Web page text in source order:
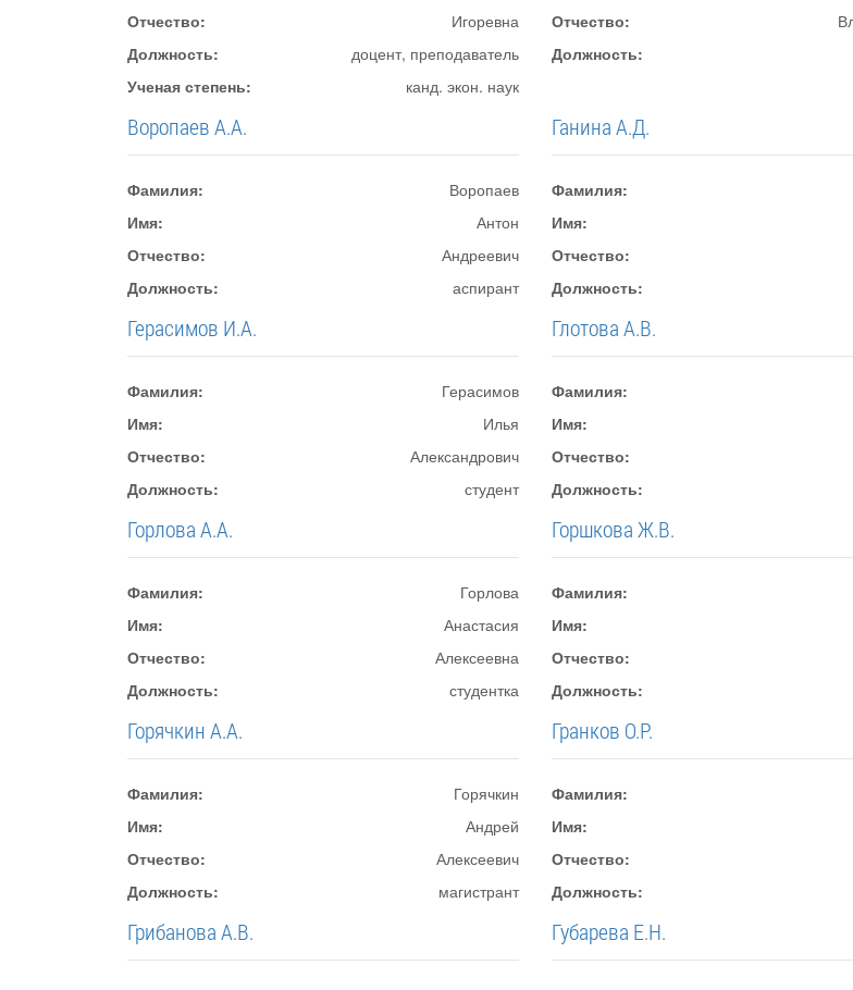
Отчество:
Игоревна
Должность:
доцент, преподаватель
Ученая степень:
канд. экон. наук
Отчество:
Должность:
Воропаев А.А.
Фамилия:
Воропаев
Имя:
Антон
Отчество:
Андреевич
Должность:
аспирант
Ганина А.Д.
Фамилия:
Имя:
Отчество:
Должность:
Герасимов И.А.
Фамилия:
Герасимов
Имя:
Илья
Отчество:
Александрович
Должность:
студент
Глотова А.В.
Фамилия:
Имя:
Отчество:
Должность:
Горлова А.А.
Фамилия:
Горлова
Имя:
Анастасия
Отчество:
Алексеевна
Должность:
студентка
Горшкова Ж.В.
Фамилия:
Имя:
Отчество:
Должность:
Горячкин А.А.
Фамилия:
Горячкин
Имя:
Андрей
Отчество:
Алексеевич
Должность:
магистрант
Гранков О.Р.
Фамилия:
Имя:
Отчество:
Должность:
Грибанова А.В. Губарева Е.Н.